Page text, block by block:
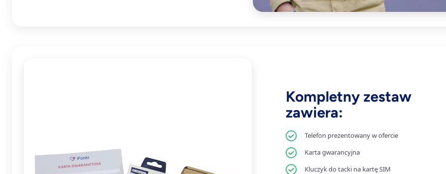
Kompletny zestaw
zawiera:
Telefon prezentowany w ofercie
Karta gwarancyjna
Kluczyk do tacki na kartę SIM